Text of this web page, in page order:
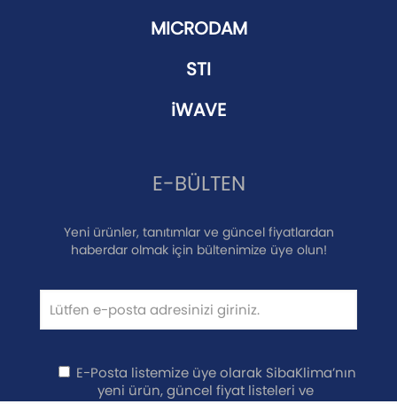
MICRODAM
STI
iWAVE
E-BÜLTEN
Yeni ürünler, tanıtımlar ve güncel fiyatlardan
haberdar olmak için bültenimize üye olun!
E-Posta listemize üye olarak SibaKlima’nın
yeni ürün, güncel fiyat listeleri ve